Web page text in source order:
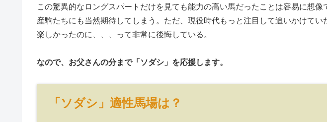
この驚異的なロングスパートだけを見ても能力の高い馬だったことは容易に想像
産駒たちにも当然期待してしまう。ただ、現役時代もっと注目して追いかけてい
楽しかったのに、、、って非常に後悔している。
なので、お父さんの分まで「ソダシ」を応援します。
「ソダシ」適性馬場は？